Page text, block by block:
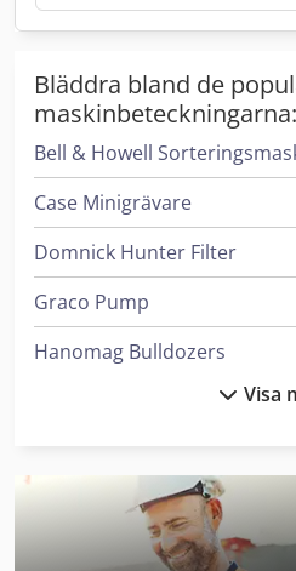
Bläddra bland de
maskinbeteckningarna:
Bell & Howell
Case Minigrävare
Domnick Hunter Filter
Graco Pump
Hanomag Bulldozers
Haver & Boecker System
Hp Skrivare
Hyundai Minigrävare
Visa